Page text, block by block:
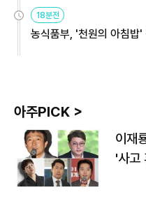
18분전
농식품부, '천원의 아침
아주PICK >
이재
'사고